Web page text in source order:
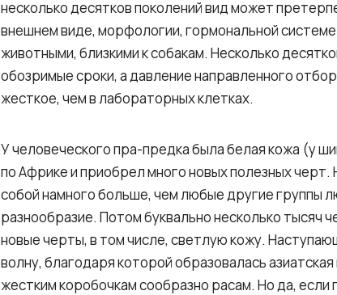
несколько десятков поколений вид может
внешнем виде, морфологии, гормональной
животными, близкими к собакам. Несколько
обозримые сроки, а давление направленного
жесткое, чем в лабораторных клетках.
У человеческого пра-предка была белая кожа (у
по Африке и приобрел много новых полезных
собой намного больше, чем любые другие группы
разнообразие. Потом буквально несколько тысяч
новые черты, в том числе, светлую кожу.
волну, благодаря которой образовалась
жестким коробочкам сообразно расам. Но да,